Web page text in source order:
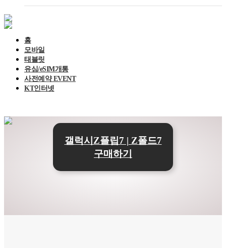
홈
모바일
태블릿
유심/eSIM개통
사전예약 EVENT
KT인터넷
갤럭시Z플립7 | Z폴드7
구매하기